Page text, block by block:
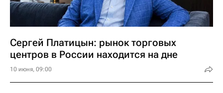
Сергей Платицын: рынок торговых
центров в России находится на дне
10 июня, 09:00